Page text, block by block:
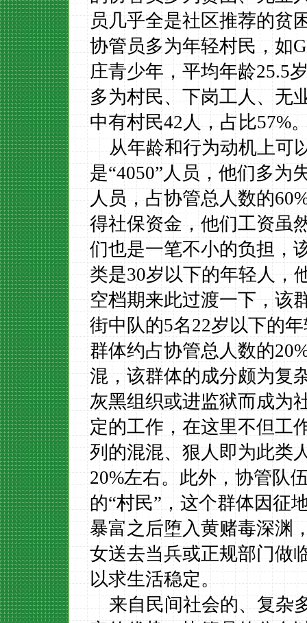
员几乎全是社区推荐的贫
协管员多为年轻村民，如G
庄青少年，平均年龄25.5
多为村民、下岗工人、无
中有村民42人，占比57%
从年龄和行为动机上可
是“4050”人员，他们多为
人员，占协管总人数的
得社保资金，他们工资虽
们也是一笔不小的负担，
类是30岁以下的年轻人，
空档期来此过渡一下，该
街中队的5名22岁以下的
群体约占协管总人数的
混，该群体的成分颇为复
灰黑组织或进监狱而成为
定的工作，在这里不但工
列的混混、狠人即为此类
20%左右。此外，协管队
的“村民”，这个群体因征
暴富之后堕入黄赌毒深渊
女送去当兵或正规部门做
以求生活稳定。
来自民间社会的、复杂